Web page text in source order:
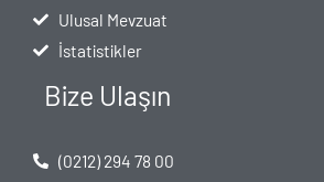
Ulusal Mevzuat
İstatistikler
Bize Ulaşın
(0212) 294 78 00